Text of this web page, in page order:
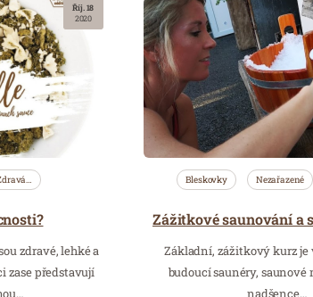
zdravé, lehké a
zase představují
Říj. 18
2020
Bleskovky Nezařazené
Základní, zážitkový kurz je
budoucí saunéry, saunové
nadšence…